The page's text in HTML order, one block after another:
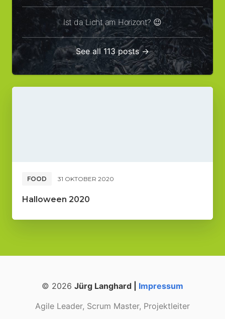
Ist da Licht am Horizont? 😉
See all 113 posts →
FOOD 31 OKTOBER 2020
Halloween 2020
© 2026 Jürg Langhard | Impressum
Agile Leader, Scrum Master, Projektleiter